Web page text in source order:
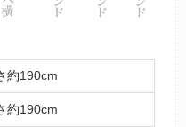
約190cm
約190cm